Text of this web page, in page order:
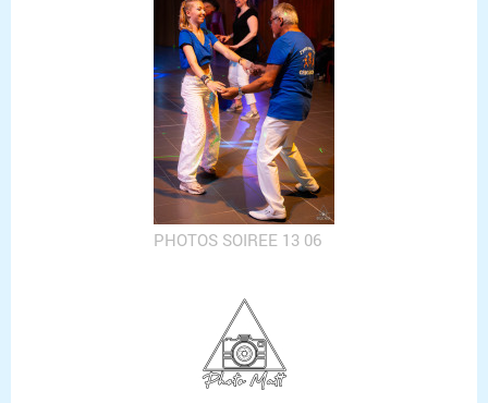
PHOTOS SOIREE 13 06